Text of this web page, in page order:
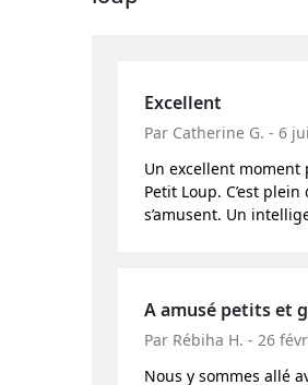
Excellent
Par Catherine G. - 6
Un excellent moment
Petit Loup. C’est
s’amusent. Un
A amusé petits et
Par Rébiha H. - 26
Nous y sommes allé